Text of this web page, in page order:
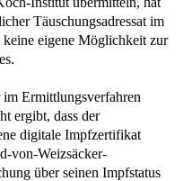
Täuschungsadressat im
keine eigene Möglichkeit zur
im Ermittlungsverfahren
ergibt, dass der
digitale Impfzertifikat
von-Weizsäcker-
über seinen Impfstatus